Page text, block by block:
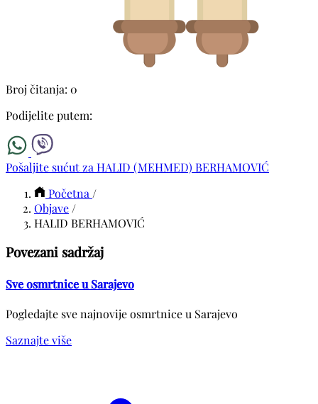
Broj čitanja: 0
Podijelite putem:
Pošaljite sućut za HALID (MEHMED) BERHAMOVIĆ
Početna /
Objave /
HALID BERHAMOVIĆ
Povezani sadržaj
Sve osmrtnice u Sarajevo
Pogledajte sve najnovije osmrtnice u Sarajevo
Saznajte više